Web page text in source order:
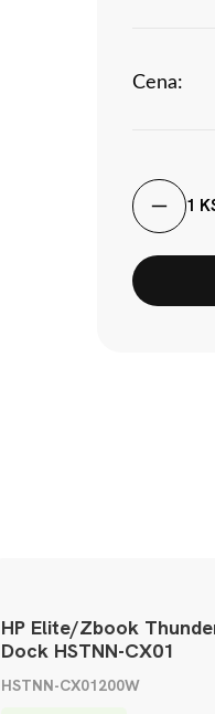
Cena:
1
HP Elite/Zbook
Dock HSTNN-CX01
HSTNN-CX01200W